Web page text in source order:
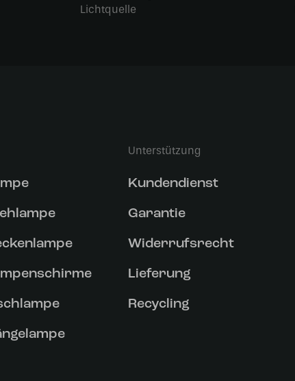
Lichtquelle
Unterstützung
Kundendienst
Garantie
Widerrufsrecht
Lieferung
Recycling